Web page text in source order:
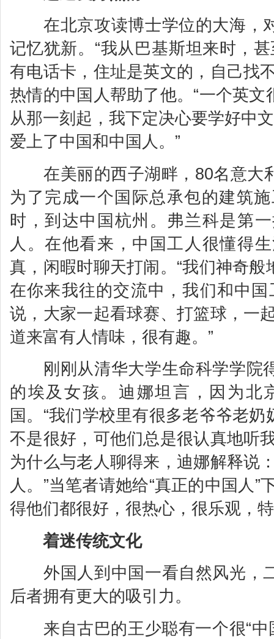
在北京攻读博士学位的大海，
记忆犹新。“我从巴基斯坦来时，
有电话卡，住址是英文的，自己找
热情的中国人帮助了他。“一个英
从那一刻起，我下定决心要学好中
爱上了中国和中国人。”
在美丽的西子湖畔，80名意大
为了完成一个国际总承包的建筑
时，到达中国杭州。弗兰科是第
人。在他看来，中国工人很懂得
真，闲暇时聊天打闹。“我们神奇
在你来我往的交流中，我们和中
说，大家一起看球赛、打篮球，一
道来富有人情味，很有趣。”
刚刚从清华大学生命科学学院
的埃及女孩。迪娜坦言，因为北
国。“我们学校里有很多老爷爷老
不是很好，可他们总是很认真地听
为什么与老人聊得来，迪娜解释说
人。”当笔者请她给“真正的中国人
得他们都很好，很热心，很乐观，
着迷传统文化
外国人到中国一看自然风光，
后者拥有更大的吸引力。
来自古巴的王少聪有一个很“中